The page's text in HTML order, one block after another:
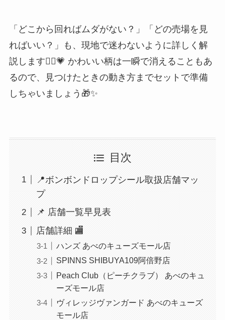
「どこから回ればムダがない？」「どの売場を見
ればいい？」も、現地で迷わないように詳しく解
説します🚶‍♀️💗 かわいい柄は一瞬で消えることもあ
るので、見つけたときの動き方までセットで準備
しちゃいましょう🎁✨
目次
📍ボンボンドロップシール取扱店舗マッ
プ
📌 店舗一覧早見表
店舗詳細 🏬
ハンズ あべのキューズモール店
SPINNS SHIBUYA109阿倍野店
Peach Club（ピーチクラブ） あべのキュ
ーズモール店
ヴィレッジヴァンガード あべのキューズ
モール店